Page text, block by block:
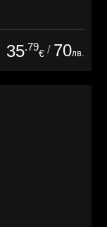
35.79
€ / 70лв.